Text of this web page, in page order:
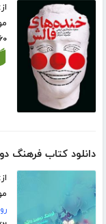
۱۶۰
دانلود کتاب فرهنگ
از: